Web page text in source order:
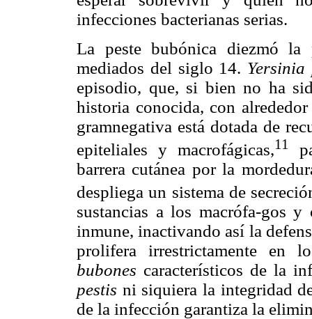
infecciones bacterianas serias.
La peste bubónica diezmó
mediados del siglo 14. Yersinia
episodio, que, si bien no ha
historia conocida, con
gramnegativa está dotada de
epiteliales y macrofágicas,11
barrera cutánea por la
despliega un sistema de
sustancias a los macrófa-gos
inmune, inactivando así la
prolifera irrestrictamente en
bubones característicos de la
pestis ni siquiera la integridad
de la infección garantiza la